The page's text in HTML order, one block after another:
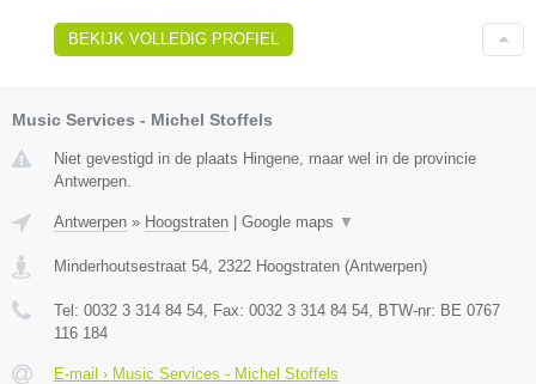
BEKIJK VOLLEDIG PROFIEL
Music Services - Michel Stoffels
Niet gevestigd in de plaats Hingene, maar wel in de provincie
Antwerpen.
Antwerpen » Hoogstraten | Google maps ▼
Minderhoutsestraat 54 2322 Hoogstraten (Antwerpen)
Tel: 0032 3 314 84 54 , Fax: 0032 3 314 84 54 , BTW-nr: BE 0767
116 184
E-mail › Music Services - Michel Stoffels